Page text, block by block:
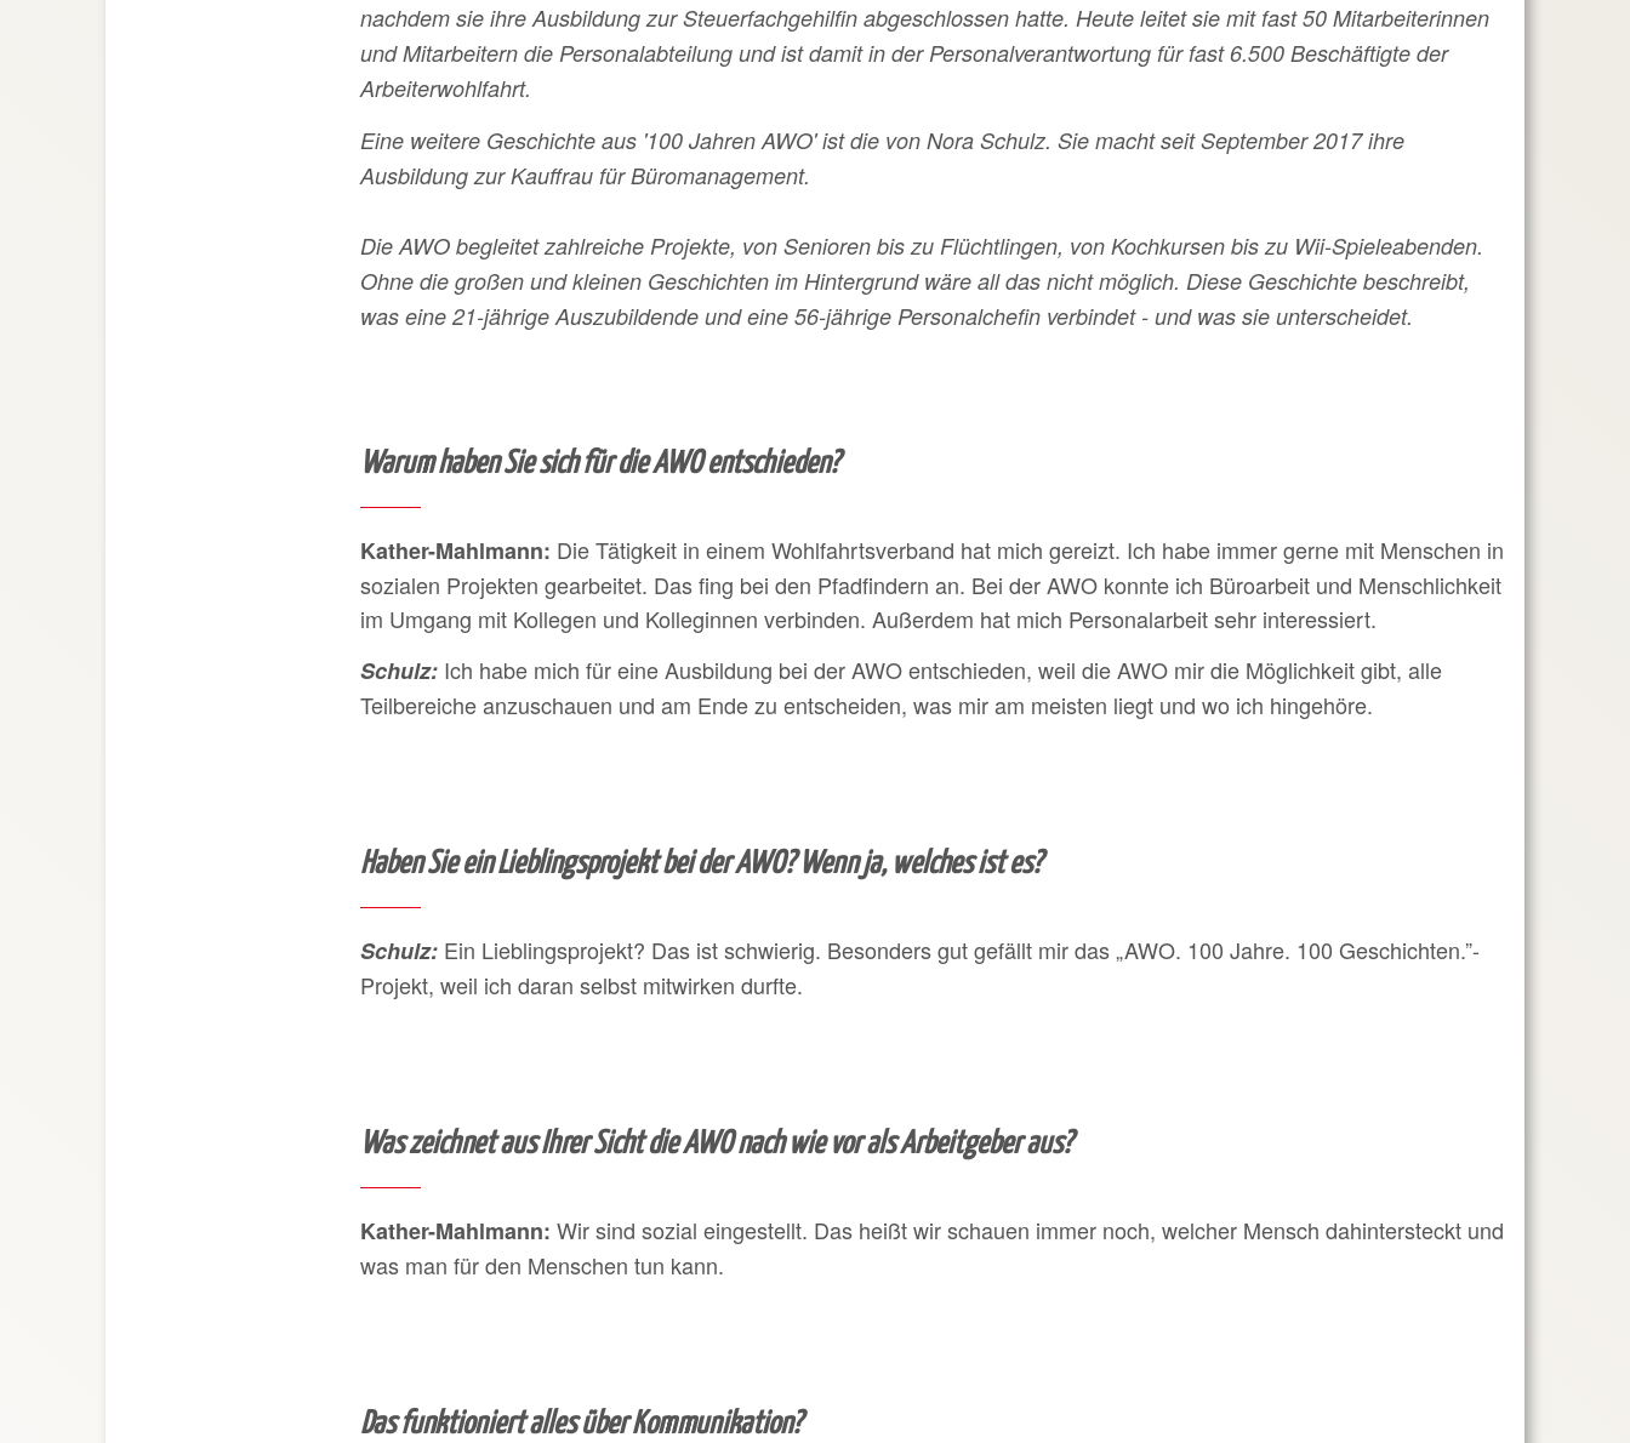
nachdem sie ihre Ausbildung zur Steuerfachgehilfin abgeschlossen hatte. Heute leitet sie mit fast 50 Mitarbeiterinnen
und Mitarbeitern die Personalabteilung und ist damit in der Personalverantwortung für fast 6.500 Beschäftigte der
Arbeiterwohlfahrt.
Eine weitere Geschichte aus '100 Jahren AWO' ist die von Nora Schulz. Sie macht seit September 2017 ihre
Ausbildung zur Kauffrau für Büromanagement.
Die AWO begleitet zahlreiche Projekte, von Senioren bis zu Flüchtlingen, von Kochkursen bis zu Wii-Spieleabenden.
Ohne die großen und kleinen Geschichten im Hintergrund wäre all das nicht möglich. Diese Geschichte beschreibt,
was eine 21-jährige Auszubildende und eine 56-jährige Personalchefin verbindet - und was sie unterscheidet.
Warum haben Sie sich für die AWO entschieden?
Kather-Mahlmann: Die Tätigkeit in einem Wohlfahrtsverband hat mich gereizt. Ich habe immer gerne mit Menschen in
sozialen Projekten gearbeitet. Das fing bei den Pfadfindern an. Bei der AWO konnte ich Büroarbeit und Menschlichkeit
im Umgang mit Kollegen und Kolleginnen verbinden. Außerdem hat mich Personalarbeit sehr interessiert.
Schulz: Ich habe mich für eine Ausbildung bei der AWO entschieden, weil die AWO mir die Möglichkeit gibt, alle
Teilbereiche anzuschauen und am Ende zu entscheiden, was mir am meisten liegt und wo ich hingehöre.
Haben Sie ein Lieblingsprojekt bei der AWO? Wenn ja, welches ist es?
Schulz: Ein Lieblingsprojekt? Das ist schwierig. Besonders gut gefällt mir das „AWO. 100 Jahre. 100 Geschichten.”-
Projekt, weil ich daran selbst mitwirken durfte.
Was zeichnet aus Ihrer Sicht die AWO nach wie vor als Arbeitgeber aus?
Kather-Mahlmann: Wir sind sozial eingestellt. Das heißt wir schauen immer noch, welcher Mensch dahintersteckt und
was man für den Menschen tun kann.
Das funktioniert alles über Kommunikation?